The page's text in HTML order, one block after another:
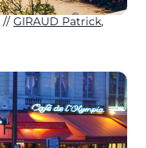
GIRAUD Patrick,